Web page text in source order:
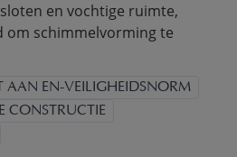
en vochtige ruimte,
om schimmelvorming te
AAN EN-VEILIGHEIDSNORM
CONSTRUCTIE